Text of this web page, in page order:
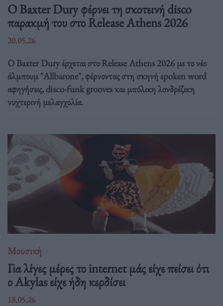
Ο Baxter Dury φέρνει τη σκοτεινή disco
παρακμή του στο Release Athens 2026
20.05.26
Ο Baxter Dury έρχεται στο Release Athens 2026 με το νέο
άλμπουμ "Allbarone", φέρνοντας στη σκηνή spoken word
αφηγήσεις, disco-funk grooves και μπόλικη λονδρέζικη
νυχτερινή μελαγχολία.
Μουσική
Για λίγες μέρες το internet μάς είχε πείσει ότι
ο Akylas είχε ήδη κερδίσει
18.05.26